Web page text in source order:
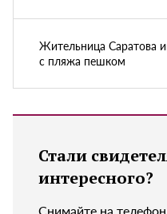
Жительница Саратова
с пляжа пешком
Стали
интересного?
Снимайте на